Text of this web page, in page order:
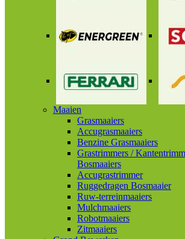
Maaien
Grasmaaiers
Accugrasmaaiers
Benzine Grasmaaiers
Grastrimmers /
Bosmaaiers
Accugrastrimmer
Ruggedragen Bosmaaier
Ruw-terreinmaaiers
Mulchmaaiers
Robotmaaiers
Zitmaaiers